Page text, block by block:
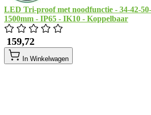
LED Tri-proof met noodfunctie - 34-42-
1500mm - IP65 - IK10 - Koppelbaar
​ 159,72
In Winkelwagen